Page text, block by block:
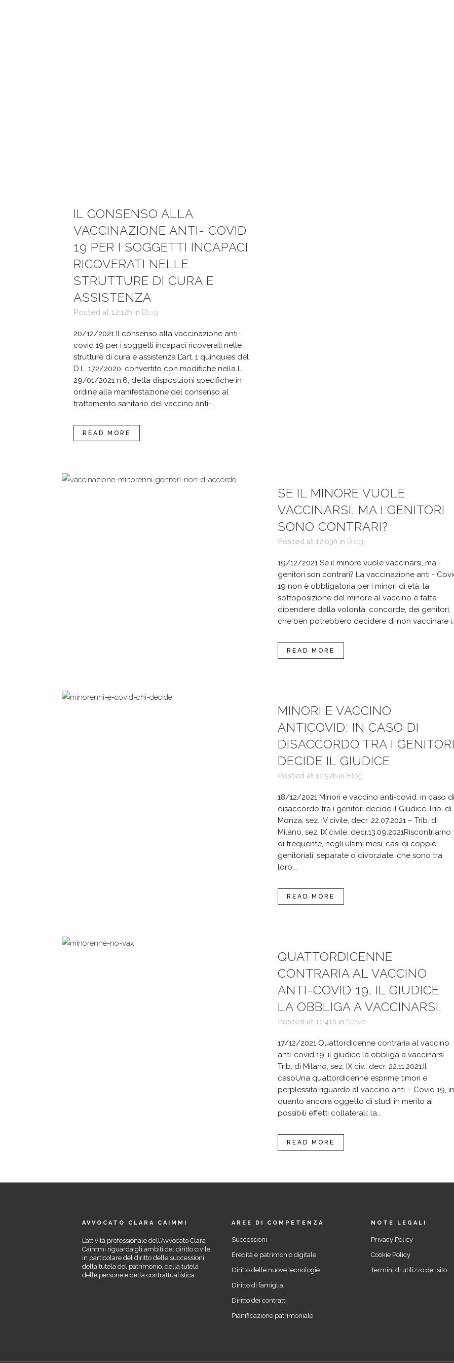
IL CONSENSO ALLA
VACCINAZIONE ANTI- COVID
19 PER I SOGGETTI INCAPACI
RICOVERATI NELLE
STRUTTURE DI CURA E
ASSISTENZA
Posted at 12:12h in Blog
20/12/2021 Il consenso alla vaccinazione anti-
covid 19 per i soggetti incapaci ricoverati nelle
strutture di cura e assistenza L’art. 1 quinquies del
D.L. 172/2020, convertito con modifiche nella L.
29/01/2021 n.6, detta disposizioni specifiche in
ordine alla manifestazione del consenso al
trattamento sanitario del vaccino anti-...
READ MORE
SE IL MINORE VUOLE
VACCINARSI, MA I GENITORI
SONO CONTRARI?
Posted at 12:03h in Blog
19/12/2021 Se il minore vuole vaccinarsi, ma i
genitori son contrari? La vaccinazione anti -
19 non è obbligatoria per i minori di età: la
sottoposizione del minore al vaccino è fatta
dipendere dalla volontà, concorde, dei genitori,
che ben potrebbero decidere di non vaccinare
READ MORE
MINORI E VACCINO
ANTICOVID: IN CASO DI
DISACCORDO TRA I
DECIDE IL GIUDICE
Posted at 11:52h in Blog
18/12/2021 Minori e vaccino anti-covid: in caso di
disaccordo tra i genitori decide il Giudice Trib. di
Monza, sez. IV civile, decr. 22.07.2021 – Trib. di
Milano, sez. IX civile, decr.13.09.2021Riscontriamo
di frequente, negli ultimi mesi, casi di coppie
genitoriali, separate o divorziate, che sono tra
loro...
READ MORE
QUATTORDICENNE
CONTRARIA AL VACCINO
ANTI-COVID 19, IL GIUDICE
LA OBBLIGA A VACCINARSI.
Posted at 11:41h in News
17/12/2021 Quattordicenne contraria al vaccino
anti-covid 19, il giudice la obbliga a vaccinarsi
Trib. di Milano, sez. IX civ., decr. 22.11.2021.Il
casoUna quattordicenne esprime timori e
perplessità riguardo al vaccino anti – Covid 19, in
quanto ancora oggetto di studi in merito ai
possibili effetti collaterali: la...
READ MORE
AVVOCATO CLARA CAIMMI
L’attività professionale dell’Avvocato Clara
Caimmi riguarda gli ambiti del diritto civile,
in particolare del diritto delle successioni,
della tutela del patrimonio, della tutela
delle persone e della contrattualistica.
AREE DI COMPETENZA
Successioni
Eredità e patrimonio digitale
Diritto delle nuove tecnologie
Diritto di famiglia
Diritto dei contratti
Pianificazione patrimoniale
NOTE LEGALI
Privacy Policy
Cookie Policy
Termini di utilizzo del sito